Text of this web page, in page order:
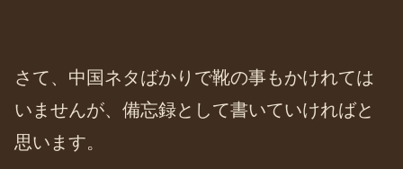
さて、中国ネタばかりで靴の事もかけれては
いませんが、備忘録として書いていければと
思います。